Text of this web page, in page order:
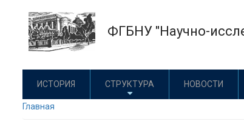
основному
содержанию
ФГБНУ "Научно-
ИСТОРИЯ СТРУКТУРА НОВОСТИ
Главная